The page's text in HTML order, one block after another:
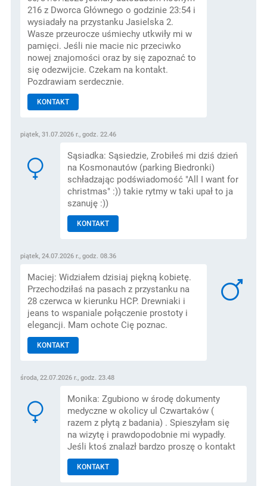
216 z Dworca Głównego o godzinie 23:54 i
wysiadały na przystanku Jasielska 2.
Wasze przeurocze uśmiechy utkwiły mi w
pamięci. Jeśli nie macie nic przeciwko
nowej znajomości oraz by się zapoznać to
się odezwijcie. Czekam na kontakt.
Pozdrawiam serdecznie.
KONTAKT
piątek, 31.07.2026 r., godz. 22.46
Sąsiadka: Sąsiedzie, Zrobiłeś mi dziś dzień
na Kosmonautów (parking Biedronki)
schładzając podświadomość "All I want for
christmas" :)) takie rytmy w taki upał to ja
szanuję :))
KONTAKT
piątek, 24.07.2026 r., godz. 08.36
Maciej: Widziałem dzisiaj piękną kobietę.
Przechodziłaś na pasach z przystanku na
28 czerwca w kierunku HCP. Drewniaki i
jeans to wspaniale połączenie prostoty i
elegancji. Mam ochote Cię poznac.
KONTAKT
środa, 22.07.2026 r., godz. 23.48
Monika: Zgubiono w środę dokumenty
medyczne w okolicy ul Czwartaków (
razem z płytą z badania) . Spieszyłam się
na wizytę i prawdopodobnie mi wypadły.
Jeśli ktoś znalazł bardzo proszę o kontakt
KONTAKT